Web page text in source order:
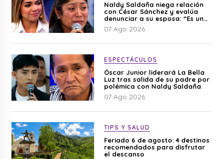
Naldy Saldaña niega relación
con César Sánchez y evalúa
denunciar a su esposa: “Es una
difamación”
07 Ago 2026
ESPECTÁCULOS
Óscar Junior liderará La Bella
Luz tras salida de su padre por
polémica con Naldy Saldaña
07 Ago 2026
TIPS Y SALUD
Feriado 6 de agosto: 4 destinos
recomendados para disfrutar
el descanso